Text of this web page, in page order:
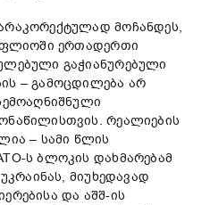
მოჩანდეს,
ერთადერთი
გაჭიანურებული
– გამოცდილება არ
რეალიების
– სამი წლის
ს ბლოკის დახმარებამ
მიუხედავად
და აშშ-ის